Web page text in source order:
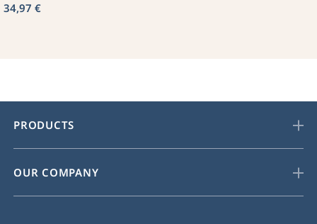
34,97 €
PRODUCTS
OUR COMPANY